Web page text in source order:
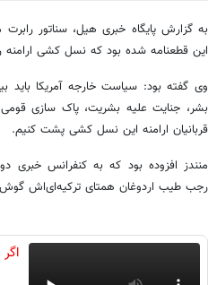
به گزارش پایگاه خبری هیل، سناتور
این قطعنامه شده بود که نسل کشی
وی گفته بود: سیاست خارجه آمریکا باید
بشر، جنایت علیه بشریت، پاک سازی
قربانیان ارامنه این نسل کشی پشت کنیم.
منندز افزوده بود که به کنفرانس خبری
رجب طیب اردوغان همتای ترکیه‌ای‌اش